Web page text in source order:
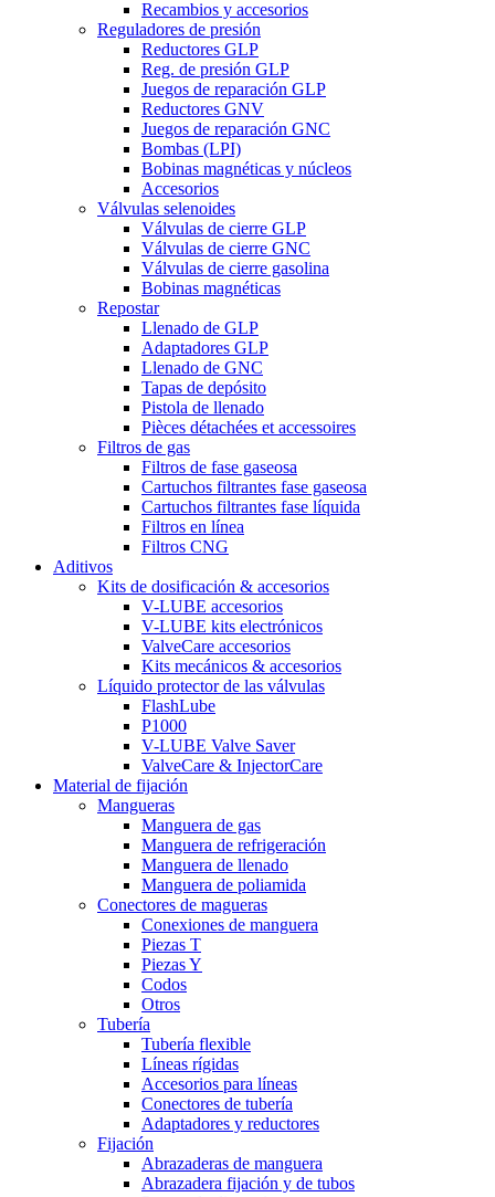
Recambios y accesorios
Reguladores de presión
Reductores GLP
Reg. de presión GLP
Juegos de reparación GLP
Reductores GNV
Juegos de reparación GNC
Bombas (LPI)
Bobinas magnéticas y núcleos
Accesorios
Válvulas selenoides
Válvulas de cierre GLP
Válvulas de cierre GNC
Válvulas de cierre gasolina
Bobinas magnéticas
Repostar
Llenado de GLP
Adaptadores GLP
Llenado de GNC
Tapas de depósito
Pistola de llenado
Pièces détachées et accessoires
Filtros de gas
Filtros de fase gaseosa
Cartuchos filtrantes fase gaseosa
Cartuchos filtrantes fase líquida
Filtros en línea
Filtros CNG
Aditivos
Kits de dosificación & accesorios
V-LUBE accesorios
V-LUBE kits electrónicos
ValveCare accesorios
Kits mecánicos & accesorios
Líquido protector de las válvulas
FlashLube
P1000
V-LUBE Valve Saver
ValveCare & InjectorCare
Material de fijación
Mangueras
Manguera de gas
Manguera de refrigeración
Manguera de llenado
Manguera de poliamida
Conectores de magueras
Conexiones de manguera
Piezas T
Piezas Y
Codos
Otros
Tubería
Tubería flexible
Líneas rígidas
Accesorios para líneas
Conectores de tubería
Adaptadores y reductores
Fijación
Abrazaderas de manguera
Abrazadera fijación y de tubos